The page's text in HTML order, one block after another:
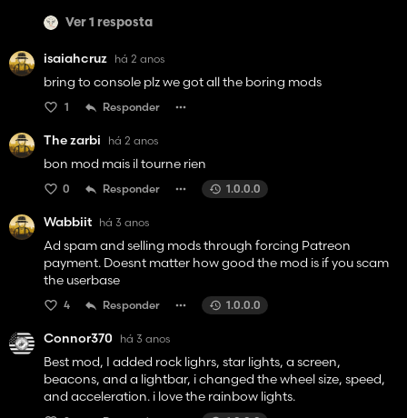
Ver 1 resposta
isaiahcruz há 2 anos
bring to console plz we got all the boring mods
1 Responder
The zarbi há 2 anos
bon mod mais il tourne rien
0 Responder 1.0.0.0
Wabbiit há 3 anos
Ad spam and selling mods through forcing Patreon
payment. Doesnt matter how good the mod is if you scam
the userbase
4 Responder 1.0.0.0
Connor370 há 3 anos
Best mod, I added rock lighrs, star lights, a screen,
beacons, and a lightbar, i changed the wheel size, speed,
and acceleration. i love the rainbow lights.